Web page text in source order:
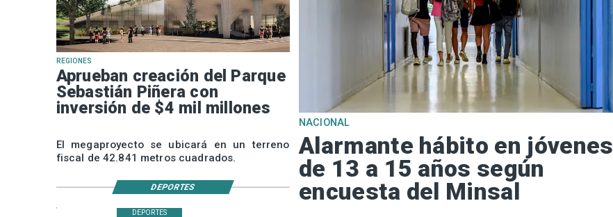
DEPORTES
REGIONES
Aprueban creación del Parque
Sebastián Piñera con
inversión de $4 mil millones
El megaproyecto se ubicará en un terreno
fiscal de 42.841 metros cuadrados.
NACIONAL
Alarmante hábito en jóvenes
de 13 a 15 años según
encuesta del Minsal
DEPORTES